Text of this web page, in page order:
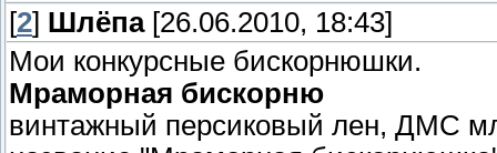
[2] Шлёпа[26.06.2010, 18:43]
Мои конкурсные бискорнюшки.
Мраморная бискорню
винтажный персиковый лен, ДМС